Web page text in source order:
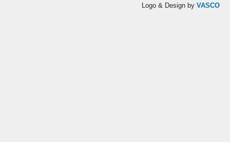
Logo & Design by VASCO